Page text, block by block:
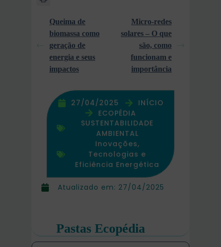
Atualizado em: 27/04/2025
Queima de
biomassa como
geração de
energia e seus
impactos
Micro-redes
solares – O que
são, como
funcionam e
importância
27/04/2025
INÍCIO
ECOPÉDIA
SUSTENTABILIDADE
AMBIENTAL
Inovações,
Tecnologias e
Eficiência Energética
Pastas Ecopédia